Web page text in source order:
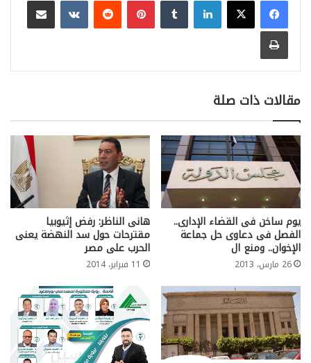
طباعة
مقالات ذات صلة
يوم ساخن فى القضاء الإدارى..
الفصل فى دعاوى حل جماعة
الإخوان.. ومنع ال
26 مارس، 2013
هانى الناظر: رفض إثيوبيا
مقترحات حول سد النهضة يعنى
الحرب على مصر
11 فبراير، 2014